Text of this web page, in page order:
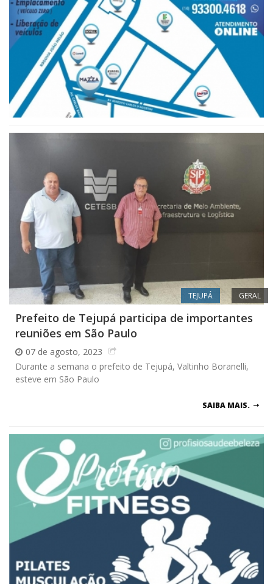
TEJUPÁ GERAL
Prefeito de Tejupá participa de importantes
reuniões em São Paulo
07 de agosto, 2023
Durante a semana o prefeito de Tejupá, Valtinho Boranelli,
esteve em São Paulo
SAIBA MAIS.